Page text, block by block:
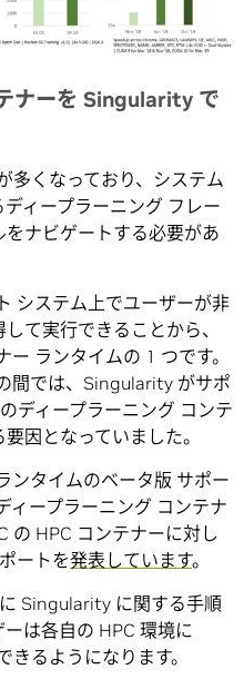
ナーを Singularity で
多くなっており、システム
ィープラーニング フレー
ナビゲートする必要があ
システム上でユーザーが非
て実行できることから、
ランタイムの 1 つです。
間では、Singularity がサポ
ディープラーニング コンテ
因となっていました。
ンタイムのベータ版 サポー
ィープラーニング コンテナ
の HPC コンテナーに対し
ートを発表しています。
Singularity に関する手順
は各自の HPC 環境に
るようになります。